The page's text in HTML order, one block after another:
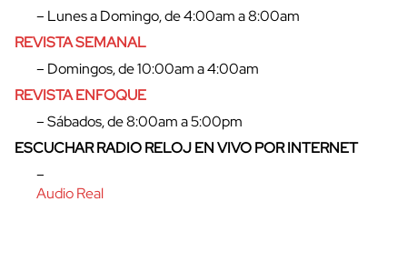
– Lunes a Domingo, de 4:00am a 8:00am
REVISTA SEMANAL
– Domingos, de 10:00am a 4:00am
REVISTA ENFOQUE
– Sábados, de 8:00am a 5:00pm
ESCUCHAR RADIO RELOJ EN VIVO POR INTERNET
–
Audio Real